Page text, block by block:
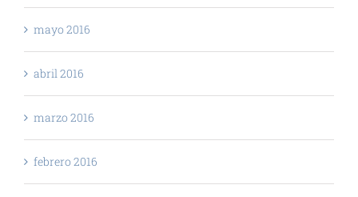
mayo 2016
abril 2016
marzo 2016
febrero 2016